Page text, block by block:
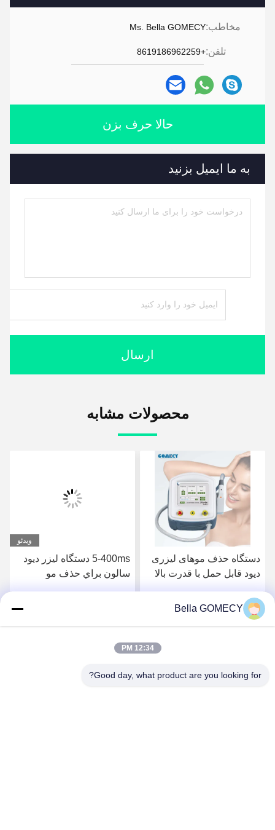
مخاطب:Ms. Bella GOMECY
تلفن:+8619186962259
حالا حرف بزن
به ما ایمیل بزنید
ارسال
محصولات مشابه
دستگاه حذف موهای لیزری
دیود قابل حمل با قدرت بالا
طول موج
ویدئو
5-400ms دستگاه ليزر ديود
سالون براي حذف مو
Bella GOMECY
12:34 PM
Good day, what product are you looking for?